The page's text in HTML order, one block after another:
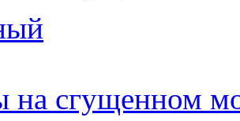
на сгущенном